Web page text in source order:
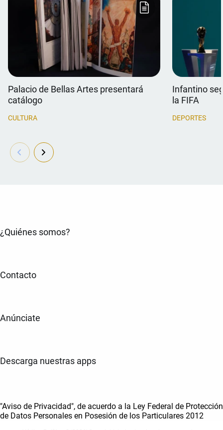
Palacio de Bellas Artes presentará
catálogo
CULTURA
Infantino
la FIFA
DEPORTES
¿Quiénes somos?
Contacto
Anúnciate
Descarga nuestras apps
"Aviso de Privacidad", de acuerdo a la Ley Federal de Protección
de Datos Personales en Posesión de los Particulares 2012